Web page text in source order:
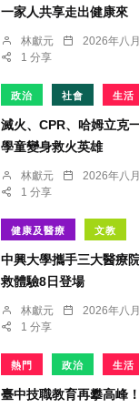
一家人共享走出健康來
林獻元 2026年八
1 分享
政治 社會 生活
滅火、CPR、哈姆立克
學童變身救火英雄
林獻元 2026年八
1 分享
健康及醫療 文教
中興大學攜手三大醫療
救體驗8日登場
林獻元 2026年八
1 分享
熱門 政治 生活
臺中技職教育再攀高峰